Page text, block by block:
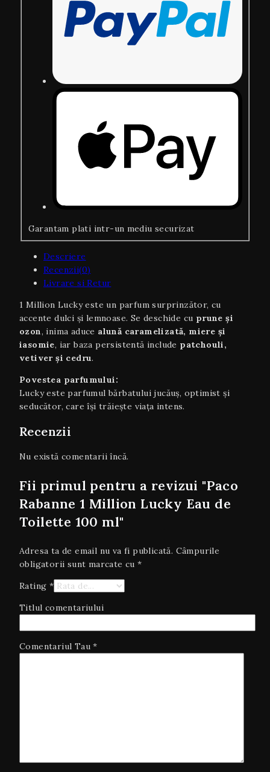
Garantam plati intr-un mediu securizat
Descriere
Recenzii(0)
Livrare si Retur
1 Million Lucky este un parfum surprinzător, cu
accente dulci și lemnoase. Se deschide cu prune și
ozon, inima aduce alună caramelizată, miere și
iasomie, iar baza persistentă include patchouli,
vetiver și cedru.
Povestea parfumului:
Lucky este parfumul bărbatului jucăuș, optimist și
seducător, care își trăiește viața intens.
Recenzii
Nu există comentarii încă.
Fii primul pentru a revizui "Paco
Rabanne 1 Million Lucky Eau de
Toilette 100 ml"
Adresa ta de email nu va fi publicată. Câmpurile
obligatorii sunt marcate cu*
Rating *
Titlul comentariului
Comentariul Tau*